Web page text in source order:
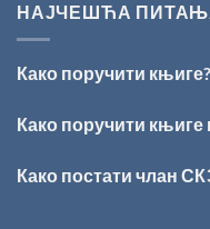
НАЈЧЕШЋА
Како поручити књиге?
Како поручити књиге
Како постати члан